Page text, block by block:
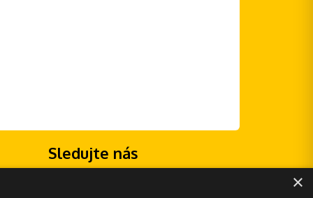
Sledujte nás
×